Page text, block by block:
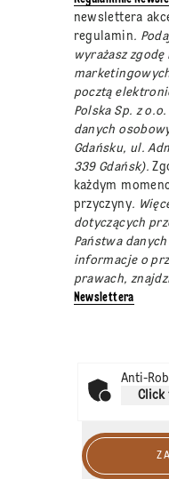
newslettera
regulamin.
wyrażasz
pocztą
Polska Sp. z
danych
Gdańsku, ul.
339 Gdańsk).
każdym
przyczyny.
dotyczących
Państwa
informacje o
prawach,
Newslettera
Anti-
Click